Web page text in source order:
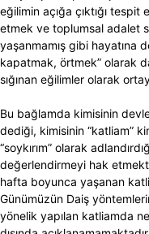
eğilimin açığa çıktığı
etmek ve toplumsal adalet
yaşanmamış gibi hayatına
kapatmak, örtmek” olarak
sığınan eğilimler olarak
Bu bağlamda kimisinin
dediği, kimisinin “katliam”
“soykırım” olarak
değerlendirmeyi hak
hafta boyunca yaşanan
Günümüzün Daiş
yönelik yapılan katliamda